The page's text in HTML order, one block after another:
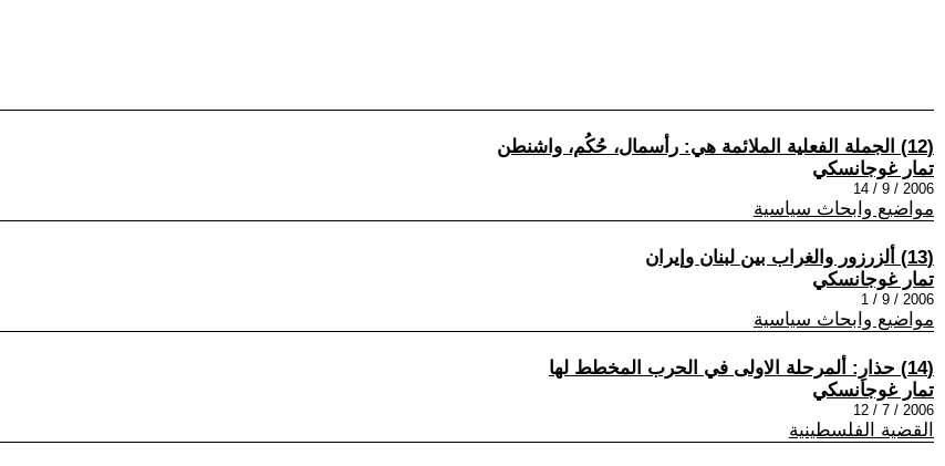
(12) الجملة الفعلية الملائمة هي: رأسمال، حُكُم، واشنطن
تمار غوجانسكي
2006 / 9 / 14
مواضيع وابحاث سياسية
(13) ألزرزور والغراب بين لبنان وإيران
تمار غوجانسكي
2006 / 9 / 1
مواضيع وابحاث سياسية
(14) حذارِ: ألمرحلة الاولى في الحرب المخطط لها
تمار غوجانسكي
2006 / 7 / 12
القضية الفلسطينية